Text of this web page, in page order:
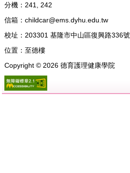
分機：241, 242
信箱： childcar@ems.dyhu.edu.tw
校址： 203301 基隆市中山區復興路336號
位置： 至德樓
Copyright © 2026德育護理健康學院